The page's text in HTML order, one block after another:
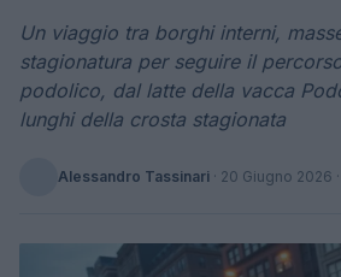
Un viaggio tra borghi interni,
stagionatura per seguire il
podolico, dal latte della vacca
lunghi della crosta stagionata
Alessandro Tassinari · 20 Giugno 2026